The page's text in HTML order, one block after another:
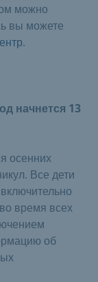
можно
вы можете
.
начнется 13
осенних
Все дети
время всех
об